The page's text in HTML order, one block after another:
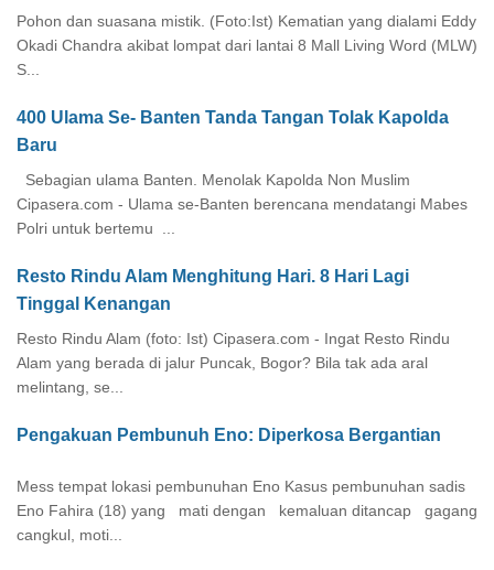
Pohon dan suasana mistik. (Foto:Ist) Kematian yang dialami Eddy
Okadi Chandra akibat lompat dari lantai 8 Mall Living Word (MLW)
S...
400 Ulama Se- Banten Tanda Tangan Tolak Kapolda
Baru
Sebagian ulama Banten. Menolak Kapolda Non Muslim
Cipasera.com - Ulama se-Banten berencana mendatangi Mabes
Polri untuk bertemu ...
Resto Rindu Alam Menghitung Hari. 8 Hari Lagi
Tinggal Kenangan
Resto Rindu Alam (foto: Ist) Cipasera.com - Ingat Resto Rindu
Alam yang berada di jalur Puncak, Bogor? Bila tak ada aral
melintang, se...
Pengakuan Pembunuh Eno: Diperkosa Bergantian
Mess tempat lokasi pembunuhan Eno Kasus pembunuhan sadis
Eno Fahira (18) yang mati dengan kemaluan ditancap gagang
cangkul, moti...